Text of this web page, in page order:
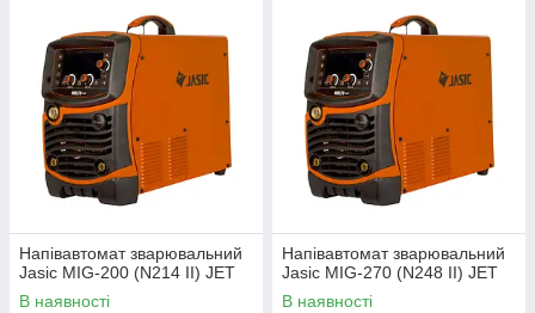
Напівавтомат зварювальний
Jasic MIG-200 (N214 II) JET
В наявності
Напівавтомат зварювальний
Jasic MIG-270 (N248 II) JET
В наявності